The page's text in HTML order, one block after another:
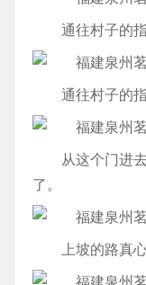
通往村子的
通往村子的
从这个门进
了。
上坡的路真